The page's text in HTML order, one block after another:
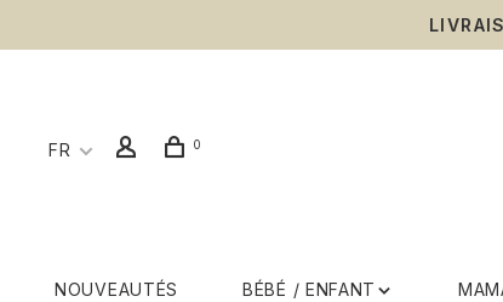
FR 0
NOUVEAUTÉS BÉBÉ / ENFANT